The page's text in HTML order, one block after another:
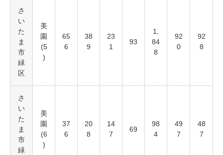
さ
い
た
ま
市
緑
区
美
園
(5
)
65
6
38
9
23
1
93
1,
84
8
92
0
92
8
さ
い
た
ま
市
緑
美
園
(6
)
37
6
20
8
14
7
69
98
4
49
7
48
7